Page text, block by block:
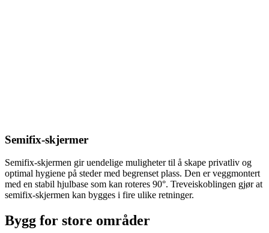
Semifix-skjermer
Semifix-skjermen gir uendelige muligheter til å skape privatliv og
optimal hygiene på steder med begrenset plass. Den er veggmontert
med en stabil hjulbase som kan roteres 90°. Treveiskoblingen gjør at
semifix-skjermen kan bygges i fire ulike retninger.
Bygg for store områder